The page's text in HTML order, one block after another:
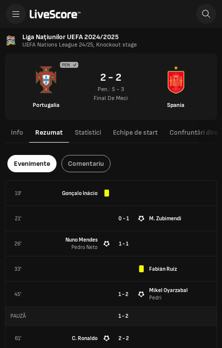
Liga Națiunilor UEFA 2024/2025
UEFA Nations League 24/25, Knockout stage
PEN
Portugalia
2 - 2
Pen.: 5 - 3
Final De Meci
Spania
Info Rezumat Statistici Echipe de start Confruntări
Evenimente Comentariu
19' Gonçalo Inácio
21' 0 - 1 M. Zubimendi
26'
Nuno Mendes
Pedro Neto
1 - 1
33' Fabián Ruiz
45' 1 - 2
Mikel Oyarzabal
Pedri
PAUZĂ 1-2
61' C. Ronaldo 2 - 2